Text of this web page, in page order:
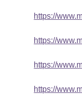
https://
https://
https://
https://